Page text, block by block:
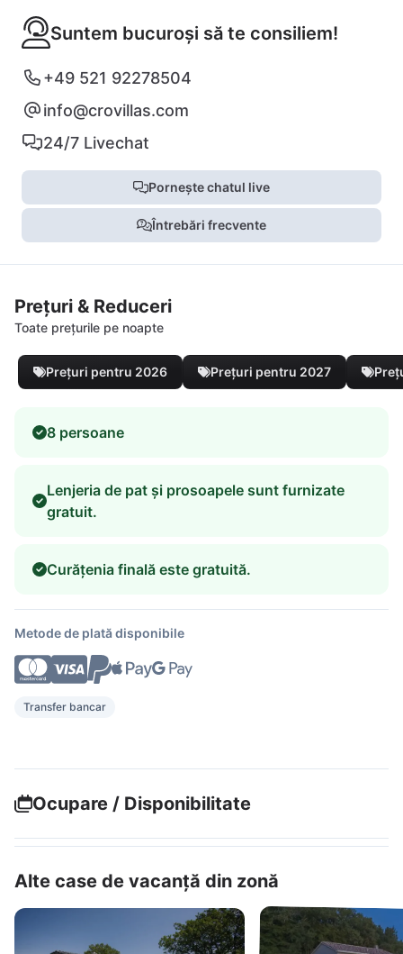
Suntem bucuroși să te consiliem!
+49 521 92278504
info@crovillas.com
24/7 Livechat
Pornește chatul live
Întrebări frecvente
Prețuri & Reduceri
Toate prețurile pe noapte
Prețuri pentru 2026 Prețuri pentru 2027
8 persoane
Lenjeria de pat și prosoapele sunt furnizate
gratuit.
Curățenia finală este gratuită.
Metode de plată disponibile
Transfer bancar
Ocupare / Disponibilitate
Alte case de vacanță din zonă